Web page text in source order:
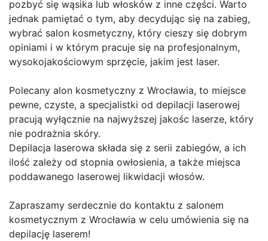
pozbyć się wąsika lub włosków z inne części. Warto
jednak pamiętać o tym, aby decydując się na zabieg,
wybrać salon kosmetyczny, który cieszy się dobrym
opiniami i w którym pracuje się na profesjonalnym,
wysokojakościowym sprzęcie, jakim jest laser.
Polecany alon kosmetyczny z Wrocławia, to miejsce
pewne, czyste, a specjalistki od depilacji laserowej
pracują wyłącznie na najwyższej jakośc laserze, który
nie podrażnia skóry.
Depilacja laserowa składa się z serii zabiegów, a ich
ilość zależy od stopnia owłosienia, a także miejsca
poddawanego laserowej likwidacji włosów.
Zapraszamy serdecznie do kontaktu z salonem
kosmetycznym z Wrocławia w celu umówienia się na
depilację laserem!